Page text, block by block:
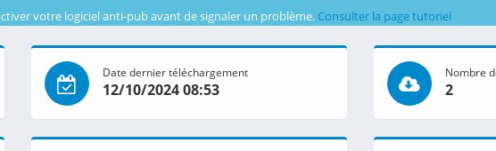
votre logiciel anti-pub avant de signaler un problème. Consulter la page tutoriel
Date dernier téléchargement
12/10/2024 08:53
Nombre
2